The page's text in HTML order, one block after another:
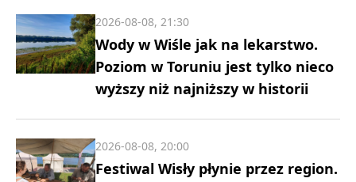
Wody w Wiśle jak na lekarstwo.
Poziom w Toruniu jest tylko nieco
wyższy niż najniższy w historii
2026-08-08, 21:30
Festiwal Wisły płynie przez region.
2026-08-08, 20:00